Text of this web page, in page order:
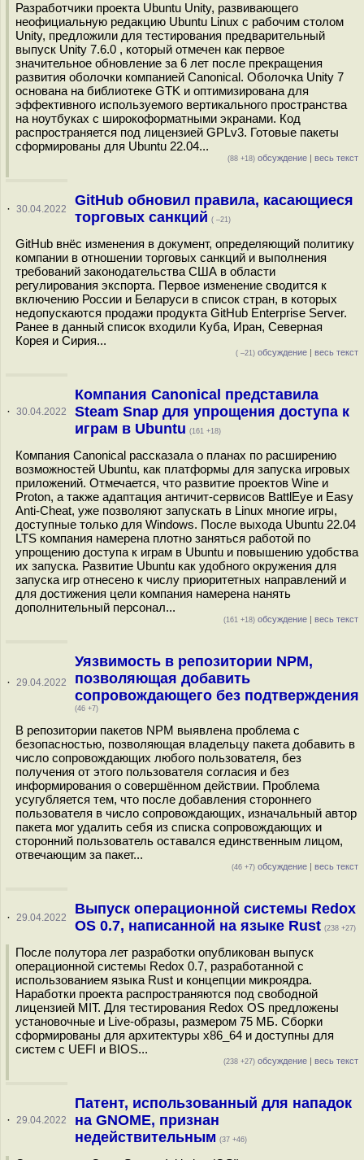
Разработчики проекта Ubuntu Unity, развивающего
неофициальную редакцию Ubuntu Linux с рабочим столом
Unity, предложили для тестирования предварительный
выпуск Unity 7.6.0 , который отмечен как первое
значительное обновление за 6 лет после прекращения
развития оболочки компанией Canonical. Оболочка Unity 7
основана на библиотеке GTK и оптимизирована для
эффективного используемого вертикального пространства
на ноутбуках с широкоформатными экранами. Код
распространяется под лицензией GPLv3. Готовые пакеты
сформированы для Ubuntu 22.04...
(88 +18) обсуждение | весь текст
· 30.04.2022
GitHub обновил правила, касающиеся
торговых санкций ( –21)
GitHub внёс изменения в документ, определяющий политику
компании в отношении торговых санкций и выполнения
требований законодательства США в области
регулирования экспорта. Первое изменение сводится к
включению России и Беларуси в список стран, в которых
недопускаются продажи продукта GitHub Enterprise Server.
Ранее в данный список входили Куба, Иран, Северная
Корея и Сирия...
( –21) обсуждение | весь текст
· 30.04.2022
Компания Canonical представила
Steam Snap для упрощения доступа к
играм в Ubuntu (161 +18)
Компания Canonical рассказала о планах по расширению
возможностей Ubuntu, как платформы для запуска игровых
приложений. Отмечается, что развитие проектов Wine и
Proton, а также адаптация античит-сервисов BattlEye и Easy
Anti-Cheat, уже позволяют запускать в Linux многие игры,
доступные только для Windows. После выхода Ubuntu 22.04
LTS компания намерена плотно заняться работой по
упрощению доступа к играм в Ubuntu и повышению удобства
их запуска. Развитие Ubuntu как удобного окружения для
запуска игр отнесено к числу приоритетных направлений и
для достижения цели компания намерена нанять
дополнительный персонал...
(161 +18) обсуждение | весь текст
· 29.04.2022
Уязвимость в репозитории NPM,
позволяющая добавить
сопровождающего без подтверждения
(46 +7)
В репозитории пакетов NPM выявлена проблема с
безопасностью, позволяющая владельцу пакета добавить в
число сопровождающих любого пользователя, без
получения от этого пользователя согласия и без
информирования о совершённом действии. Проблема
усугубляется тем, что после добавления стороннего
пользователя в число сопровождающих, изначальный автор
пакета мог удалить себя из списка сопровождающих и
сторонний пользователь оставался единственным лицом,
отвечающим за пакет...
(46 +7) обсуждение | весь текст
· 29.04.2022
Выпуск операционной системы Redox
OS 0.7, написанной на языке Rust (238 +27)
После полутора лет разработки опубликован выпуск
операционной системы Redox 0.7, разработанной с
использованием языка Rust и концепции микроядра.
Наработки проекта распространяются под свободной
лицензией MIT. Для тестирования Redox OS предложены
установочные и Live-образы, размером 75 МБ. Сборки
сформированы для архитектуры x86_64 и доступны для
систем с UEFI и BIOS...
(238 +27) обсуждение | весь текст
· 29.04.2022
Патент, использованный для нападок
на GNOME, признан
недействительным (37 +46)